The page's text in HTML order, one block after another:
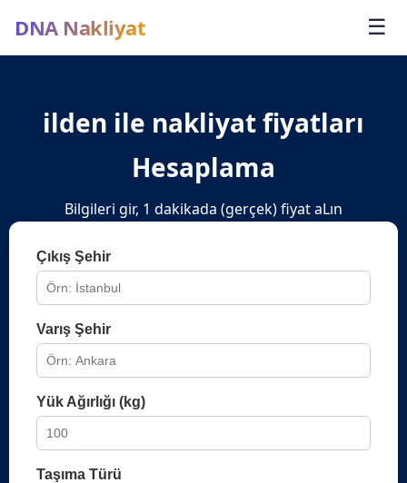
DNA Nakliyat ☰
ilden ile nakliyat fiyatları
Hesaplama
Bilgileri gir, 1 dakikada (gerçek) fiyat aLın
Çıkış Şehir
Varış Şehir
Yük Ağırlığı (kg)
Taşıma Türü